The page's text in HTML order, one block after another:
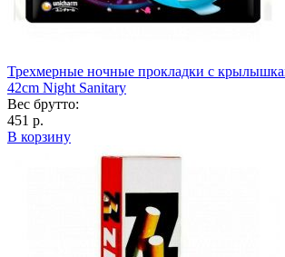
Трехмерные ночные прокладки с
42cm Night Sanitary
Вес брутто:
451 р.
В корзину